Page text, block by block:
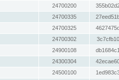
24700200
24700335
24700325
24700302
24900108
24300304
24500100